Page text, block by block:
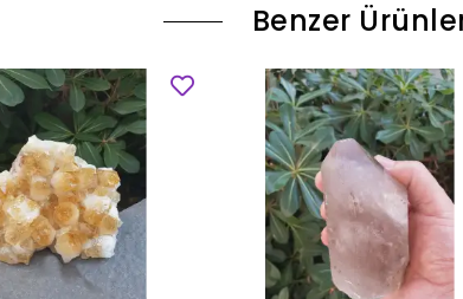
Benzer